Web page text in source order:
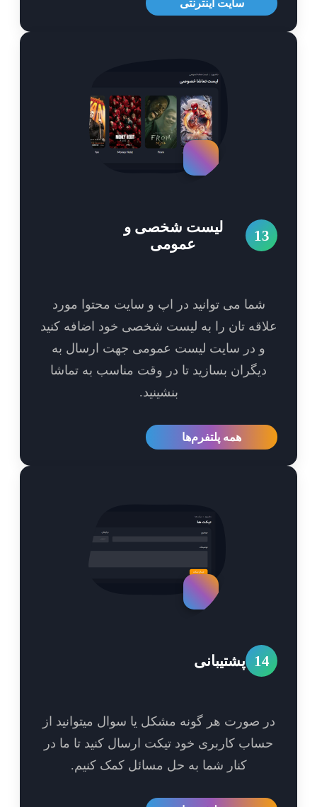
سایت اینترنتی
لیست شخصی و
عمومی
شما می توانید در اپ و سایت محتوا مورد
تان را به لیست شخصی خود اضافه کنید
و در سایت لیست عمومی جهت ارسال به
دیگران بسازید تا در وقت مناسب به تماشا
همه پلتفرم‌ها
پشتیبانی
صورت هر گونه مشکل یا سوال میتوانید از
کاربری خود تیکت ارسال کنید تا ما در
کنار شما به حل مسائل کمک کنیم.